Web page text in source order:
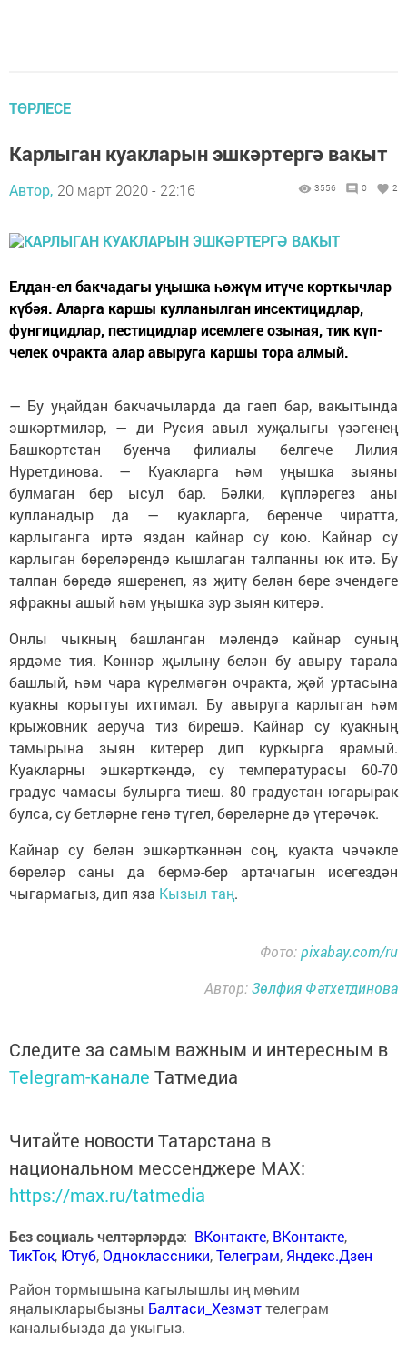
ТӨРЛЕСЕ
Карлыган куакларын эшкәртергә вакыт
Автор, 20 март 2020 - 22:16 3556 0 2
Елдан-ел бакчадагы уңышка һөжүм итүче корткычлар
күбәя. Аларга каршы кулланылган инсектицидлар,
фунгицидлар, пестицидлар исемлеге озыная, тик күп­
челек очракта алар авыруга каршы тора алмый.
— Бу уңайдан бакчачыларда да гаеп бар, вакытында
эшкәртмиләр, — ди Русия авыл хуҗалыгы үзәгенең
Башкортстан буенча филиалы белгече Лилия
Нуретдинова. — Куакларга һәм уңышка зыяны
булмаган бер ысул бар. Бәлки, күпләрегез аны
кулланадыр да — куакларга, беренче чиратта,
карлыганга иртә яздан кайнар су кою. Кайнар су
карлыган бөреләрендә кышлаган талпанны юк итә. Бу
талпан бөредә яшеренеп, яз җитү белән бөре эчендәге
яфракны ашый һәм уңышка зур зыян китерә.
Онлы чыкның башланган мәлендә кайнар суның
ярдәме тия. Көннәр җылыну белән бу авыру тарала
башлый, һәм чара күрелмәгән очракта, җәй уртасына
куакны корытуы ихтимал. Бу авыруга карлыган һәм
крыжовник аеруча тиз бирешә. Кайнар су куакның
тамырына зыян китерер дип куркырга ярамый.
Куакларны эшкәрткәндә, су температурасы 60-70
градус чамасы булырга тиеш. 80 градустан югарырак
булса, су бетләрне генә түгел, бөреләрне дә үтерәчәк.
Кайнар су белән эшкәрткәннән соң, куакта чәчәкле
бөреләр саны да бермә-бер артачагын исегездән
чыгармагыз, дип яза Кызыл таң.
Фото:pixabay.com/ru
Автор:Зөлфия Фәтхетдинова
Следите за самым важным и интересным в
Telegram-канале Татмедиа
Читайте новости Татарстана в
национальном мессенджере MАХ:
https://max.ru/tatmedia
Без социаль челтәрләрдә: ВКонтакте, ВКонтакте,
ТикТок, Ютуб,Одноклассники,Телеграм, Яндекс.Дзен
Район тормышына кагылышлы иң мөһим
яңалыкларыбызны Балтаси_Хезмэттелеграм
каналыбызда да укыгыз.